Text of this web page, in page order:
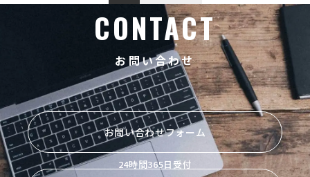
CONTACT
お問い合わせ
お問い合わせフォーム
24時間365日受付